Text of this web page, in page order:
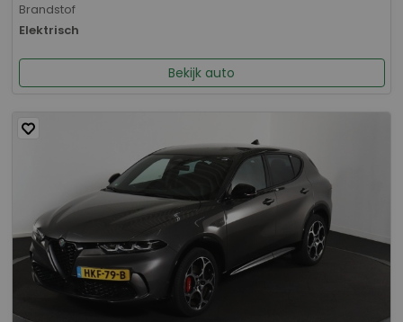
Brandstof
Elektrisch
Bekijk auto